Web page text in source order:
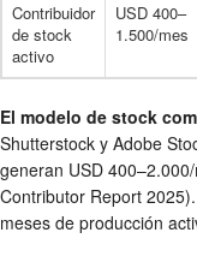
Contribuidor
de stock
activo
USD 400–
1.500/mes
El modelo de stock
Shutterstock y Adobe
generan USD
Contributor Report
meses de producción